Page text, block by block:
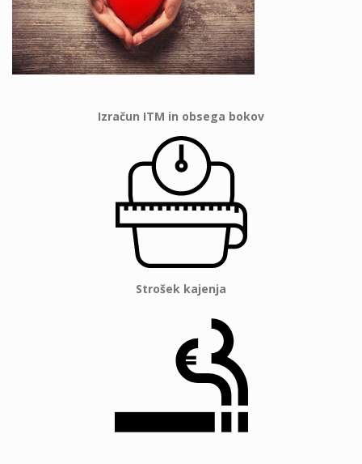
Izračun ITM in obsega bokov
Strošek kajenja